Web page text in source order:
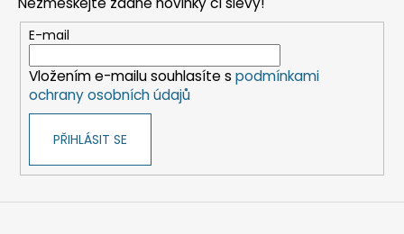
E-mail
Vložením e-mailu souhlasíte s podmínkami
ochrany osobních údajů
PŘIHLÁSIT SE